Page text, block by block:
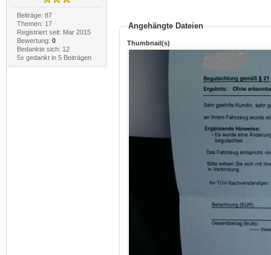
Beiträge: 87
Themen: 17
Registriert seit: Mar 2015
Bewertung: 0
Bedankte sich: 12
5x gedankt in 5 Beiträgen
Angehängte Dateien
Thumbnail(s)